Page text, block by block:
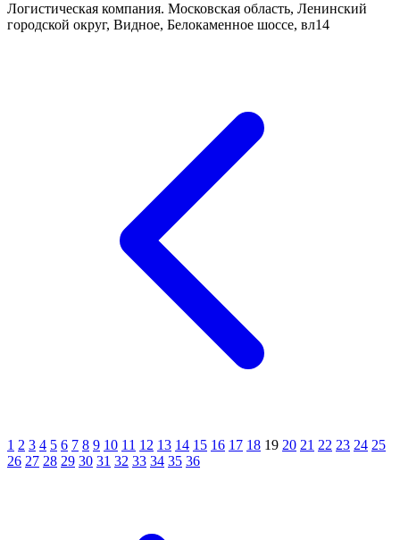
Логистическая компания. Московская область, Ленинский
городской округ, Видное, Белокаменное шоссе, вл14
1 2 3 4 5 6 7 8 9 10 11 12 13 14 15 16 17 18 19 20 21 22 23 24 25
26 27 28 29 30 31 32 33 34 35 36